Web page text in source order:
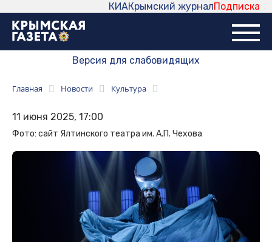
Подписка
Крымский журнал
КИА
Версия для слабовидящих
Главная Новости Культура
11 июня 2025, 17:00
Фото: сайт Ялтинского театра им. А.П. Чехова